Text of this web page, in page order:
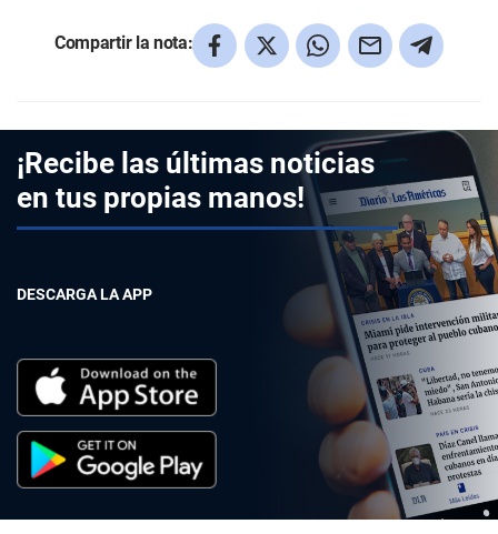
Compartir la nota:
¡Recibe las últimas noticias
en tus propias manos!
DESCARGA LA APP